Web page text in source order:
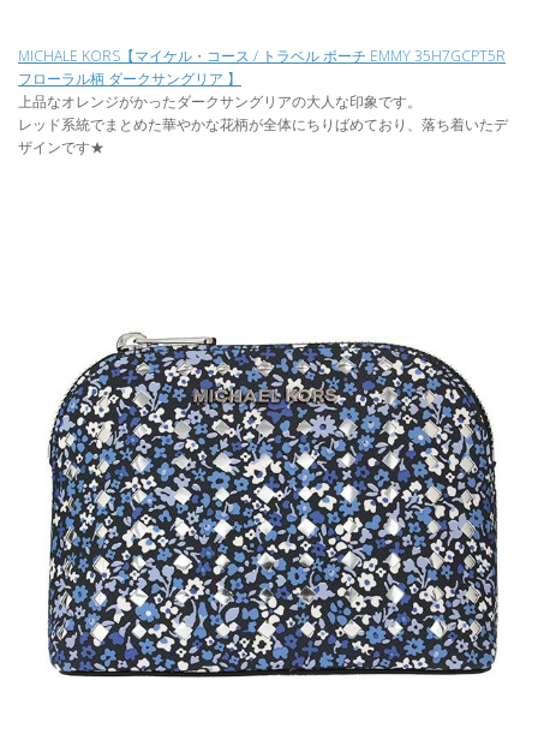
MICHALE KORS【マイケル・コース / トラベル ポーチ EMMY 35H7GCPT5R
フローラル柄 ダークサングリア 】
上品なオレンジがかったダークサングリアの大人な印象です。
レッド系統でまとめた華やかな花柄が全体にちりばめており、落ち着いたデ
ザインです★